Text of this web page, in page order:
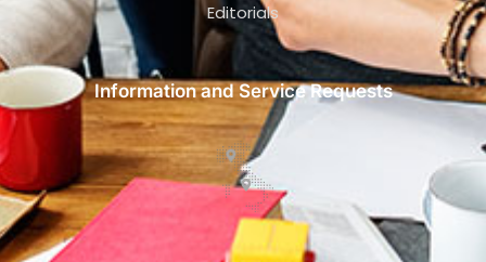
Editorials
Information and Service Requests